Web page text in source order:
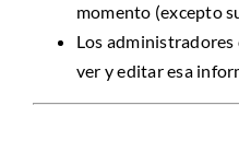
momento (excepto
Los administradores
ver y editar esa